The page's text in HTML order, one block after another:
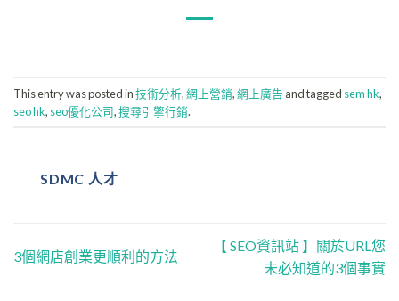
This entry was posted in技術分析,網上營銷,網上廣告 and tagged sem hk,
seo hk, seo優化公司,搜尋引擎行銷.
SDMC 人才
3個網店創業更順利的方法
【 SEO資訊站 】關於URL您
未必知道的3個事實